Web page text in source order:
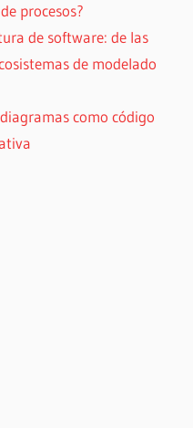
procesos?
de software: de las
de modelado
como código